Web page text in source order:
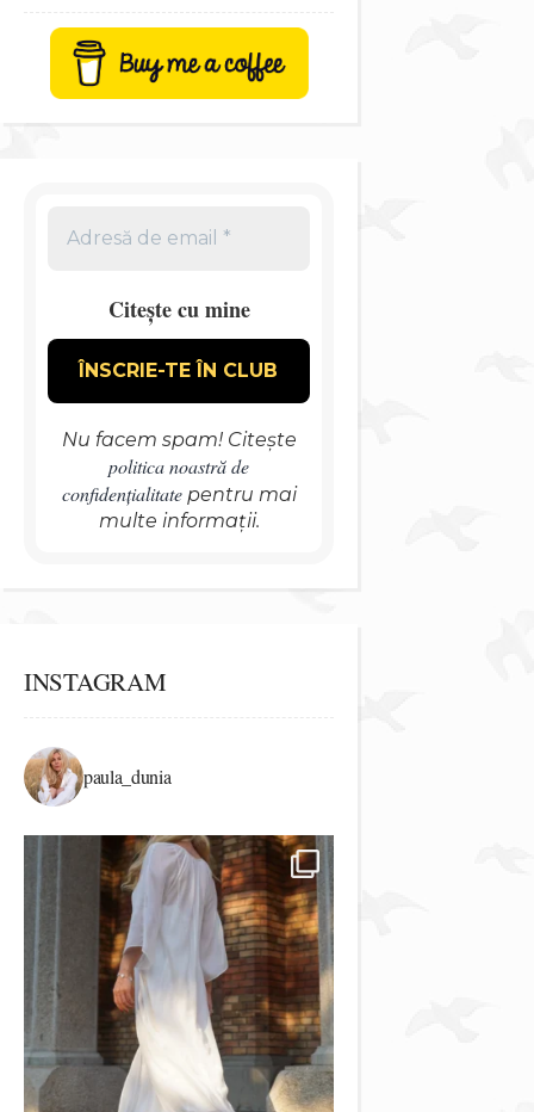
Citește cu mine
Nu facem spam! Citește
politica noastră de
confidențialitatepentru mai
multe informații.
INSTAGRAM
paula_dunia